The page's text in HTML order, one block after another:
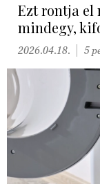
Ezt rontja el
mindegy,
2026.04.18. 5